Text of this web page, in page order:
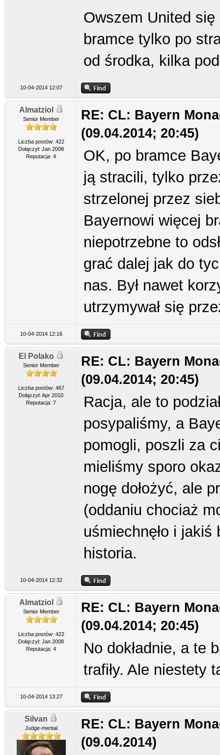
Owszem United się
bramce tylko po
od środka, kilka
10-04-2014 12:07
Almatziol
Senior Member
Liczba postów: 422
Dołączył: Jan 2008
Reputacja: 4
RE: CL: Bayern
(09.04.2014; 20:45)
OK, po bramce
ją stracili, tylko
strzelonej przez
Bayernowi więcej
niepotrzebne to
grać dalej jak do
nas. Był nawet
utrzymywał się
10-04-2014 12:16
El Polako
Senior Member
Liczba postów: 467
Dołączył: Apr 2010
Reputacja: 7
RE: CL: Bayern
(09.04.2014; 20:45)
Racja, ale to
posypaliśmy, a
pomogli, poszli za
mieliśmy sporo
nogę dołożyć, ale
(oddaniu chociaż
uśmiechnęło i jakiś
historia.
10-04-2014 12:32
Almatziol
Senior Member
Liczba postów: 422
Dołączył: Jan 2008
Reputacja: 4
RE: CL: Bayern
(09.04.2014; 20:45)
No dokładnie, a te
trafiły. Ale niestety
10-04-2014 13:27
Silvan
Judge-mental
RE: CL: Bayern
(09.04.2014)